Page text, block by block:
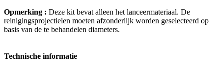
Opmerking : Deze kit bevat alleen het lanceermateriaal. De
reinigingsprojectielen moeten afzonderlijk worden geselecteerd op
basis van de te behandelen diameters.
Technische informatie